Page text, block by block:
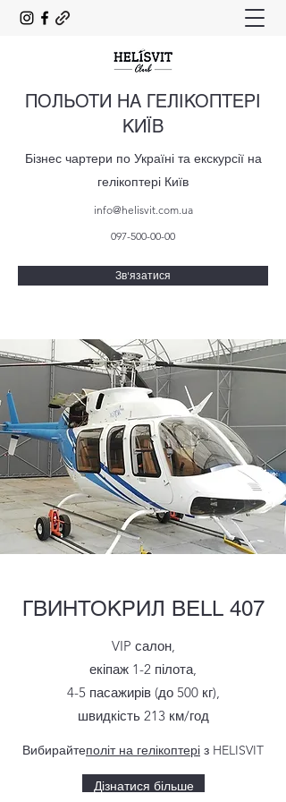
ПОЛЬОТИ НА ГЕЛІКОПТЕРІ
КИЇВ
Бізнес чартери по Україні та екскурсії на
гелікоптері Київ
info@helisvit.com.ua
097-500-00-00
Зв'язатися
ГВИНТОКРИЛ BELL 407
VIP салон,
екіпаж 1-2 пілота,
4-5 пасажирів (до 500 кг),
швидкість 213 км/год
Вибирайтеполіт на гелікоптері ​ з HELISVIT
Дізнатися більше